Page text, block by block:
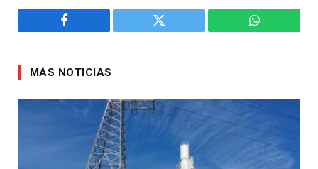
Facebook Twitter WhatsApp
MÁS NOTICIAS